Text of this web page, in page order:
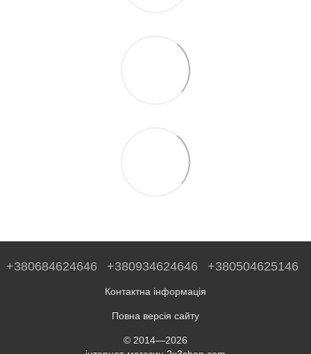
+380684624646 +380934624646 +380504625146
Контактна інформація
Повна версія сайту
© 2014—2026